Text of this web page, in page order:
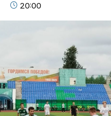
20:00